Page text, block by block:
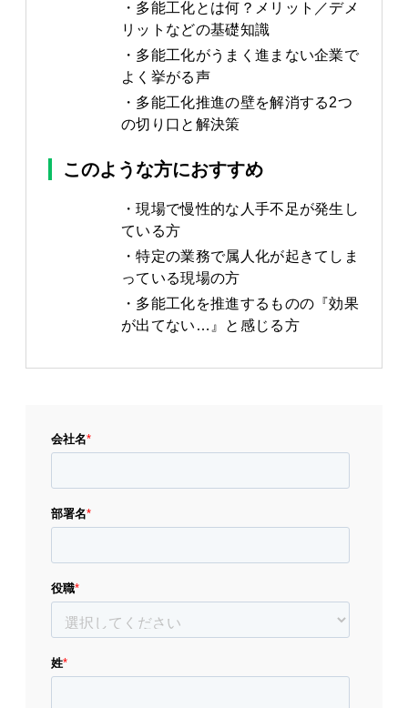
多能工化とは何？メリット／デメ
リットなどの基礎知識
多能工化がうまく進まない企業で
よく挙がる声
多能工化推進の壁を解消する2つ
の切り口と解決策
このような方におすすめ
現場で慢性的な人手不足が発生し
ている方
特定の業務で属人化が起きてしま
っている現場の方
多能工化を推進するものの『効果
が出てない…』と感じる方